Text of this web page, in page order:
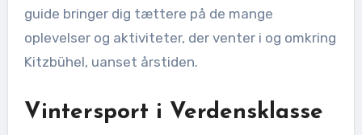
guide bringer dig tættere på de mange
oplevelser og aktiviteter, der venter i og omkring
Kitzbühel, uanset årstiden.
Vintersport i Verdensklasse